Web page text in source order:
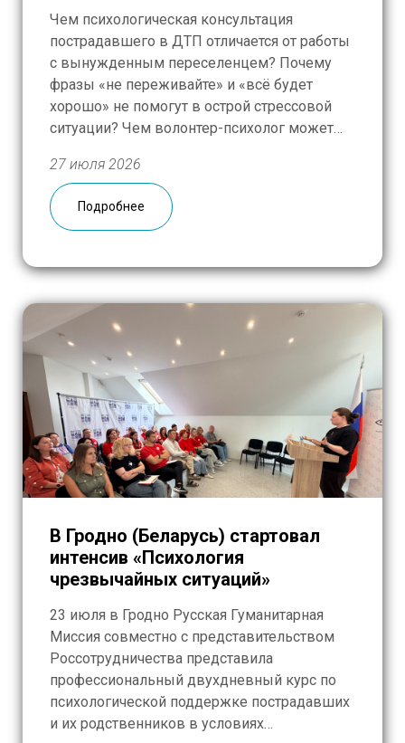
Чем психологическая консультация
пострадавшего в ДТП отличается от работы
с вынужденным переселенцем? Почему
фразы «не переживайте» и «всё будет
хорошо» не помогут в острой стрессовой
ситуации? Чем волонтер-психолог может
ЧС? Эти и другие темы подробно разобрали
слушатели курса Русской Гуманитарной
Миссии «Психология чрезвычайных
ситуаций», завершившегося 25 июля в
27 июля 2026
Подробнее
В Гродно (Беларусь) стартовал
интенсив «Психология
чрезвычайных ситуаций»
23 июля в Гродно Русская Гуманитарная
Миссия совместно с представительством
Россотрудничества представила
профессиональный двухдневный курс по
психологической поддержке пострадавших
и их родственников в условиях